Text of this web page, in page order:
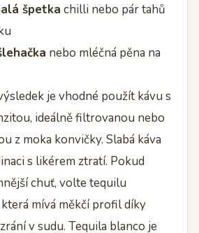
špetka chilli nebo pár tahů
nebo mléčná pěna na
je vhodné použít kávu s
ideálně filtrovanou nebo
z moka konvičky. Slabá káva
s likérem ztratí. Pokud
chuť, volte tequilu
mívá měkčí profil díky
v sudu. Tequila blanco je